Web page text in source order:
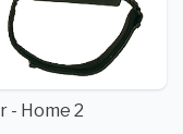
- Home 2